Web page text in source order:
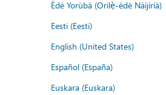
Èdè Yorùbá (Orilẹ̀-èdè Nàìjíríà)
Eesti (Eesti)
English (United States)
Español (España)
Euskara (Euskara)